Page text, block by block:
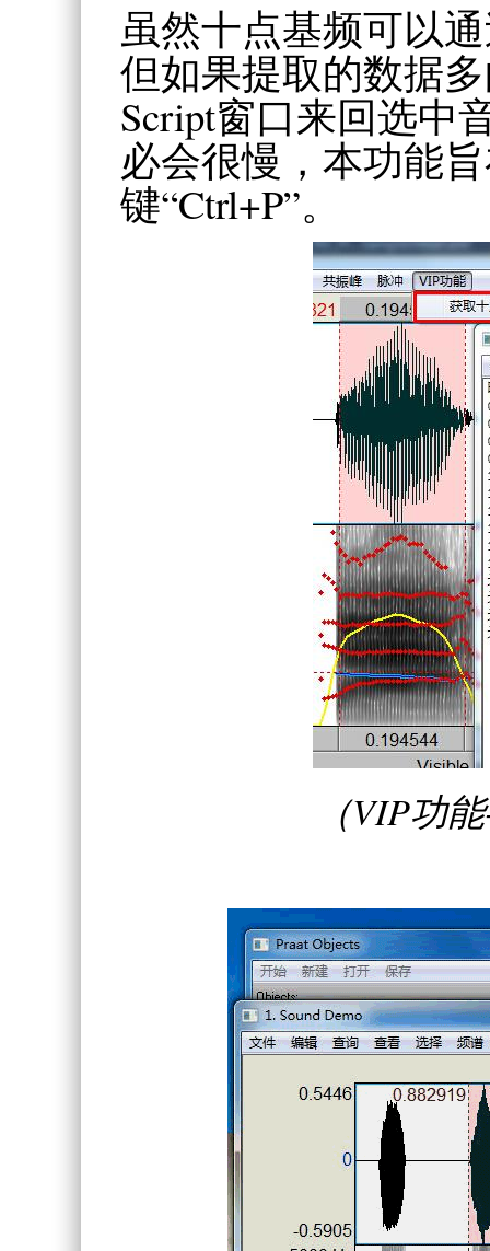
虽然十点基频可以
但如果提取的数据
Script窗口来回选中
必会很慢，本功能
键“Ctrl+P”。
（VIP功